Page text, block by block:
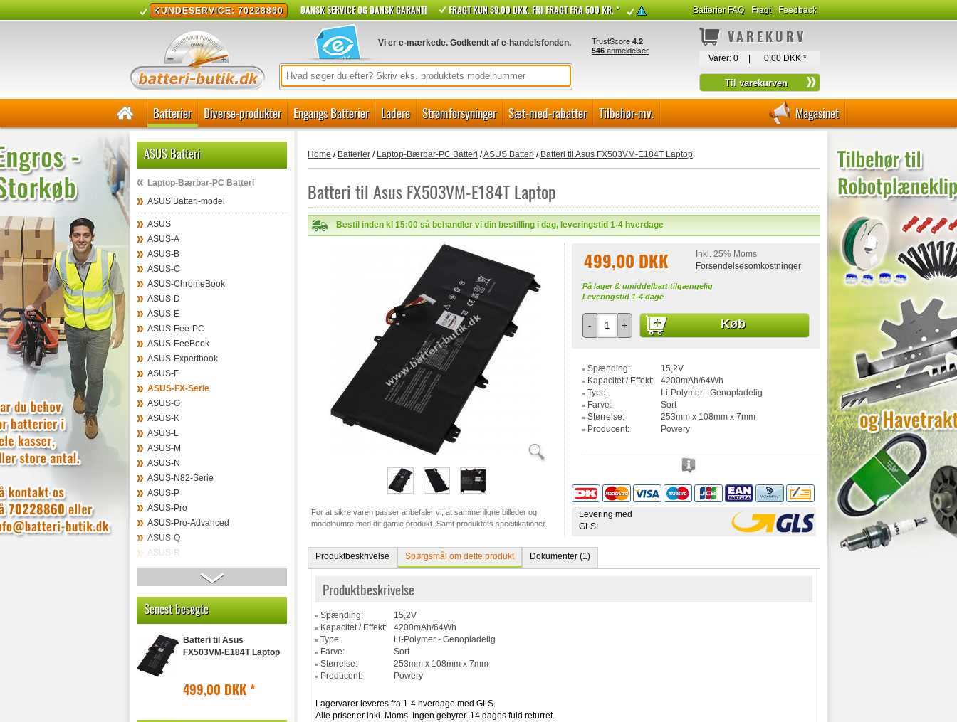
KUNDESERVICE: 70228860 DANSK SERVICE OG DANSK GARANTI FRAGT KUN 39.00 DKK. FRI FRAGT FRA 500 KR. * Batterier FAQ Fragt Feedback
Vi er e-mærkede. Godkendt af e-handelsfonden. VAREKURV
Varer: 0 0,00 DKK *
Batterier Diverse-produkter Engangs Batterier Ladere Strømforsyninger Sæt-med-rabatter Tilbehør-mv. Magasinet
ASUS Batteri
Laptop-Bærbar-PC Batteri
ASUS Batteri-model
ASUS
ASUS-A
ASUS-B
ASUS-C
ASUS-ChromeBook
ASUS-D
ASUS-E
ASUS-Eee-PC
ASUS-EeeBook
ASUS-Expertbook
ASUS-F
ASUS-FX-Serie
ASUS-G
ASUS-K
ASUS-L
ASUS-M
ASUS-N
ASUS-N82-Serie
ASUS-P
ASUS-Pro
ASUS-Pro-Advanced
ASUS-Q
ASUS-R
Asus-Rog
ASUS-T
ASUS-Taichi
ASUS-Transformer-Flip
ASUS-TUF-Gaming
ASUS-U
ASUS-Ultrabook
Senest besøgte
Batteri til Asus
FX503VM-E184T Laptop
499,00 DKK*
Home / Batterier/ Laptop-Bærbar-PC Batteri /ASUS Batteri / Batteri til Asus FX503VM-E184T Laptop
Batteri til Asus FX503VM-E184T Laptop
Bestil inden kl 15:00 så behandler vi din bestilling i dag, leveringstid 1-4 hverdage
For at sikre varen passer anbefaler vi, at sammenligne billeder og
modelnumre med dit gamle produkt. Samt produktets specifikationer.
499,00 DKK
Inkl. 25% Moms
Forsendelsesomkostninger
På lager & umiddelbart tilgængelig
Leveringstid 1-4 dage
- + Køb
Spænding:
15,2V
Kapacitet / Effekt:
4200mAh/64Wh
Type:
Li-Polymer - Genopladelig
Farve:
Sort
Størrelse:
253mm x 108mm x 7mm
Producent:
Powery
Levering med
GLS:
Produktbeskrivelse Spørgsmål om dette produkt Dokumenter (1)
Produktbeskrivelse
Spænding:
15,2V
Kapacitet / Effekt:
4200mAh/64Wh
Type:
Li-Polymer - Genopladelig
Farve:
Sort
Størrelse:
253mm x 108mm x 7mm
Producent:
Powery
Lagervarer leveres fra 1-4 hverdage med GLS.
Alle priser er inkl. Moms. Ingen gebyrer. 14 dages fuld returret.